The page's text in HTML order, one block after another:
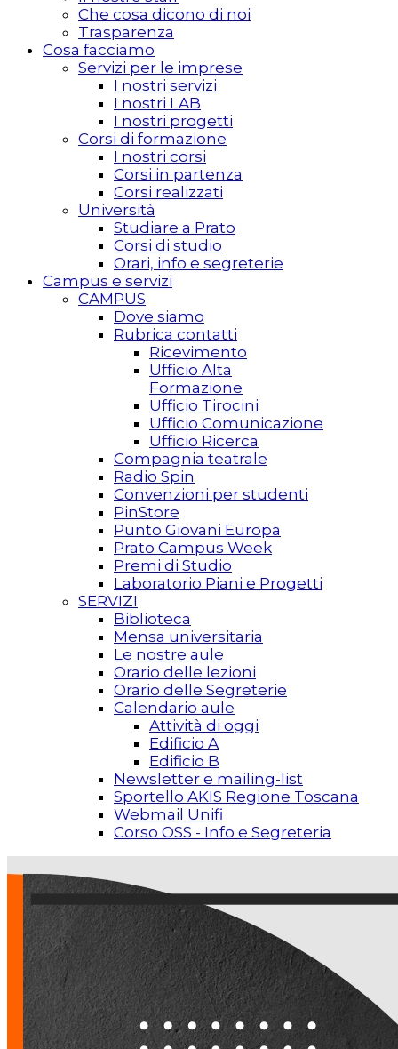
Che cosa dicono di noi
Trasparenza
Cosa facciamo
Servizi per le imprese
I nostri servizi
I nostri LAB
I nostri progetti
Corsi di formazione
I nostri corsi
Corsi in partenza
Corsi realizzati
Università
Studiare a Prato
Corsi di studio
Orari, info e segreterie
Campus e servizi
CAMPUS
Dove siamo
Rubrica contatti
Ricevimento
Ufficio Alta
Formazione
Ufficio Tirocini
Ufficio Comunicazione
Ufficio Ricerca
Compagnia teatrale
Radio Spin
Convenzioni per studenti
PinStore
Punto Giovani Europa
Prato Campus Week
Premi di Studio
Laboratorio Piani e Progetti
SERVIZI
Biblioteca
Mensa universitaria
Le nostre aule
Orario delle lezioni
Orario delle Segreterie
Calendario aule
Attività di oggi
Edificio A
Edificio B
Newsletter e mailing-list
Sportello AKIS Regione Toscana
Webmail Unifi
Corso OSS - Info e Segreteria